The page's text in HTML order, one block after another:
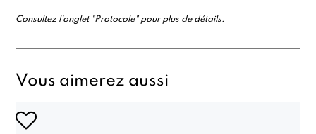
Consultez l'onglet "Protocole" pour plus de détails.
Vous aimerez aussi